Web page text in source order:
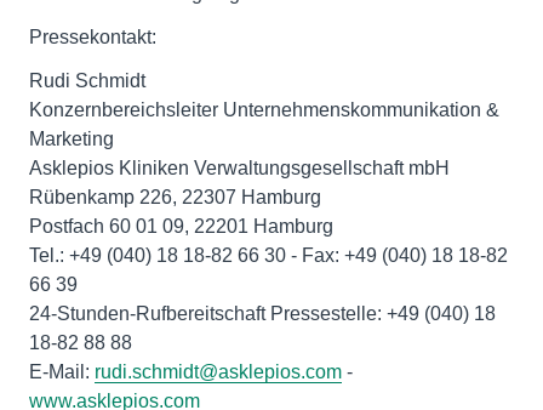
Pressekontakt:
Rudi Schmidt
Konzernbereichsleiter Unternehmenskommunikation &
Marketing
Asklepios Kliniken Verwaltungsgesellschaft mbH
Rübenkamp 226, 22307 Hamburg
Postfach 60 01 09, 22201 Hamburg
Tel.: +49 (040) 18 18-82 66 30 - Fax: +49 (040) 18 18-82
66 39
24-Stunden-Rufbereitschaft Pressestelle: +49 (040) 18
18-82 88 88
E-Mail: rudi.schmidt@asklepios.com -
www.asklepios.com